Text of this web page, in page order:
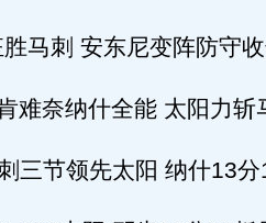
马刺 安东尼变阵防守
难奈纳什全能 太阳力斩
三节领先太阳 纳什13分